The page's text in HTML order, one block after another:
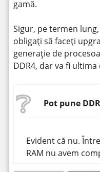
gamă.
Sigur, pe termen
obligați să faceți
generație de
DDR4, dar va fi
Pot pune
Evident că nu.
RAM nu avem